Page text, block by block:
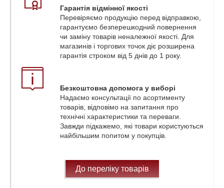
Гарантія відмінної якості
Перевіряємо продукцію перед відправкою,
гарантуємо безперешкодний повернення
чи заміну товарів неналежної якості. Для
магазинів і торгових точок діє розширена
гарантія строком від 5 днів до 1 року.
Безкоштовна допомога у виборі
Надаємо консультації по асортименту
товарів, відповімо на запитання про
технічні характеристики та переваги.
Завжди підкажемо, які товари користуються
найбільшим попитом у покупців.
До переліку товарів